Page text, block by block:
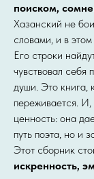
поиском,
Хазанский не
словами, и в
Его строки
чувствовал себя
души. Это книга,
переживается.
ценность: она
путь поэта, но и
Этот сборник
искренность,